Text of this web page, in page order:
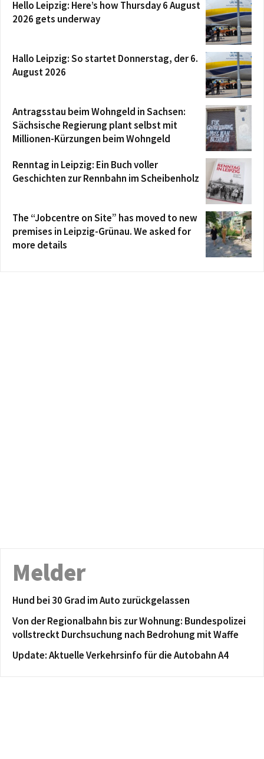
Hello Leipzig: Here’s how Thursday 6 August
2026 gets underway
Hallo Leipzig: So startet Donnerstag, der 6.
August 2026
Antragsstau beim Wohngeld in Sachsen:
Sächsische Regierung plant selbst mit
Millionen-Kürzungen beim Wohngeld
Renntag in Leipzig: Ein Buch voller
Geschichten zur Rennbahn im Scheibenholz
The “Jobcentre on Site” has moved to new
premises in Leipzig-Grünau. We asked for
more details
Melder
Hund bei 30 Grad im Auto zurückgelassen
Von der Regionalbahn bis zur Wohnung: Bundespolizei
vollstreckt Durchsuchung nach Bedrohung mit Waffe
Update: Aktuelle Verkehrsinfo für die Autobahn A4